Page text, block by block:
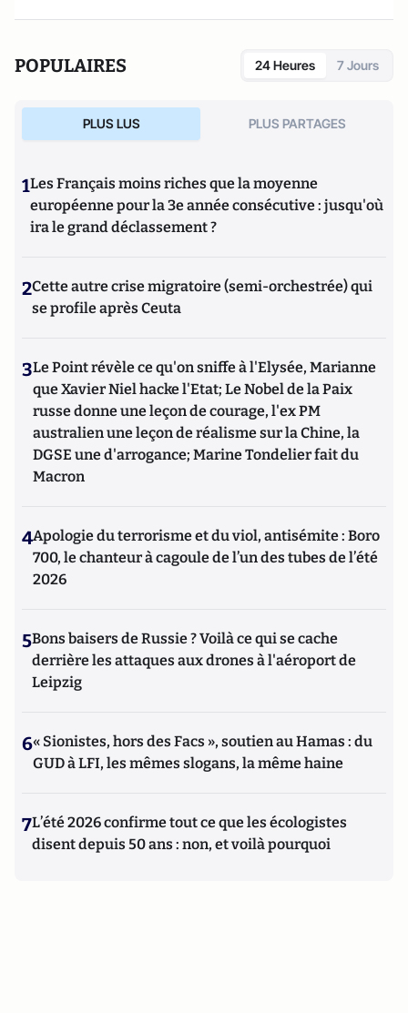
POPULAIRES 24 Heures 7 Jours
PLUS LUS PLUS PARTAGES
1Les Français moins riches que la moyenne
européenne pour la 3e année consécutive : jusqu'où
ira le grand déclassement ?
2Cette autre crise migratoire (semi-orchestrée) qui
se profile après Ceuta
3Le Point révèle ce qu'on sniffe à l'Elysée, Marianne
que Xavier Niel hacke l'Etat; Le Nobel de la Paix
russe donne une leçon de courage, l'ex PM
australien une leçon de réalisme sur la Chine, la
DGSE une d'arrogance; Marine Tondelier fait du
Macron
4Apologie du terrorisme et du viol, antisémite : Boro
700, le chanteur à cagoule de l’un des tubes de l’été
2026
5Bons baisers de Russie ? Voilà ce qui se cache
derrière les attaques aux drones à l'aéroport de
Leipzig
6« Sionistes, hors des Facs », soutien au Hamas : du
GUD à LFI, les mêmes slogans, la même haine
7L’été 2026 confirme tout ce que les écologistes
disent depuis 50 ans : non, et voilà pourquoi